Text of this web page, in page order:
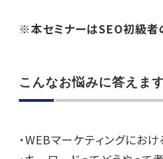
※本セミナーはSEO初級者
こんなお悩みに答えま
・WEBマーケティングにおけ